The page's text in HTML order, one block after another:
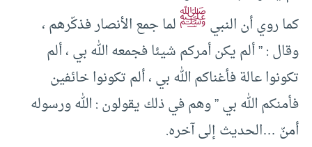
كما روي أن النبيﷺلما جمع الأنصار فذكّرهم ،
وقال : ” ألم يكن أمركم شيئا فجمعه الله بي ، ألم
تكونوا عالة فأغناكم الله بي ، ألم تكونوا خائفين
فأمنكم الله بي ” وهم في ذلك يقولون : الله ورسوله
أمنّ …الحديث إلى آخره.